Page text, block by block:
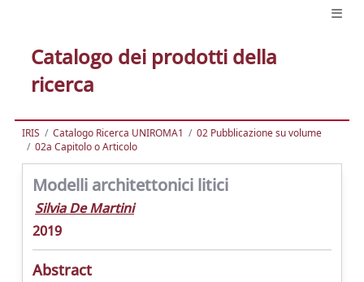
Catalogo dei prodotti della
ricerca
IRIS Catalogo Ricerca UNIROMA1
02 Pubblicazione su volume
02a Capitolo o Articolo
Modelli architettonici litici
Silvia De Martini
2019
Abstract